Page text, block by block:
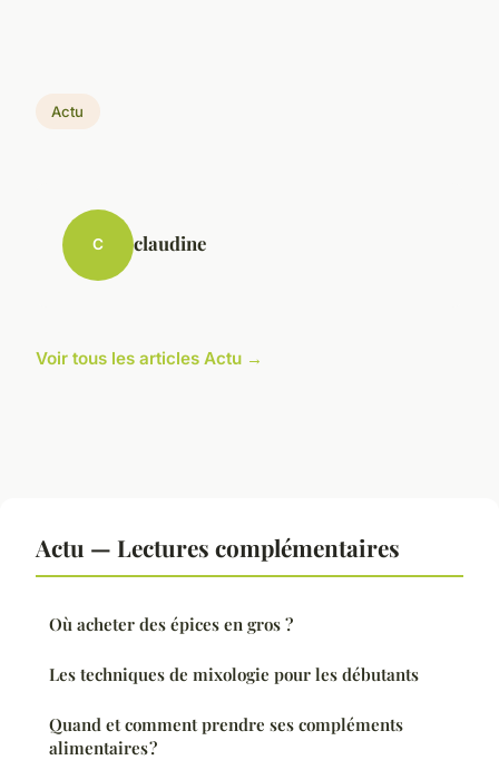
Actu
C claudine
Voir tous les articles Actu →
Actu — Lectures complémentaires
Où acheter des épices en gros ?
Les techniques de mixologie pour les débutants
Quand et comment prendre ses compléments
alimentaires ?